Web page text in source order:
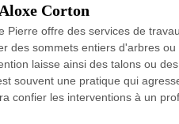
Corton
Pierre offre des services de
des sommets entiers d'arbres
laisse ainsi des talons ou
souvent une pratique qui
confier les interventions à un